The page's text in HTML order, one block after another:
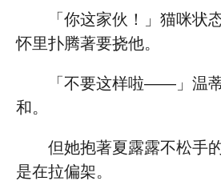
「你这家伙！」猫咪状
怀里扑腾著要挠他。
「不要这样啦——」温
和。
但她抱著夏露露不松手
是在拉偏架。